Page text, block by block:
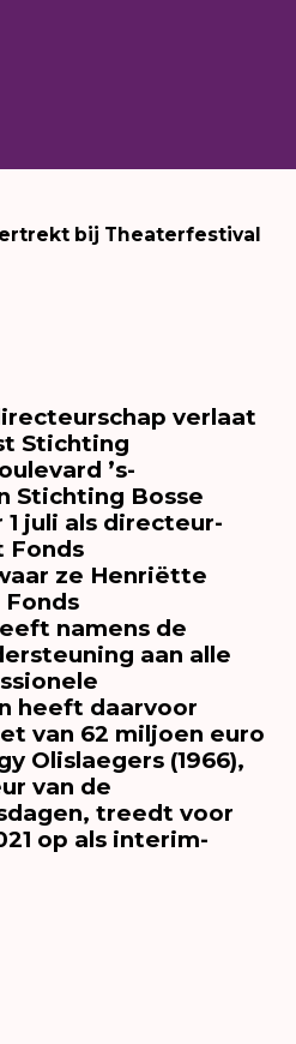
bij Theaterfestival
verlaat
Stichting
’s-
Stichting Bosse
juli als directeur-
Fonds
ze Henriëtte
namens de
aan alle
heeft daarvoor
van 62 miljoen euro
Olislaegers (1966),
van de
treedt voor
op als interim-